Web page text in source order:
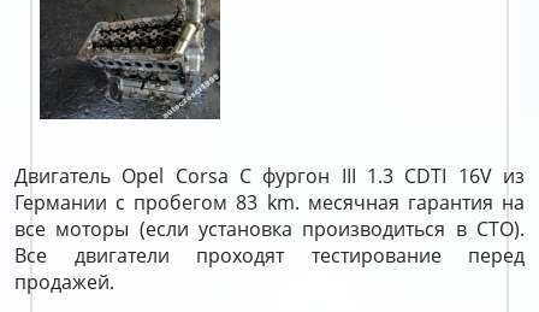
Двигатель Opel Corsa C фургон III 1.3 CDTI 16V из
Германии с пробегом 83 km. месячная гарантия на
все моторы (если установка производиться в СТО).
Все двигатели проходят тестирование перед
продажей.